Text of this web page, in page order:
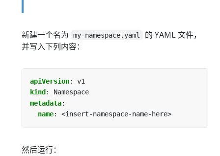
新建一个名为 my-namespace.yaml
的 YAML 文件，
并写入下列内容：
apiVersion:
v1
kind :
Namespace
metadata:
name: <insert-namespace-name-here>
然后运行：